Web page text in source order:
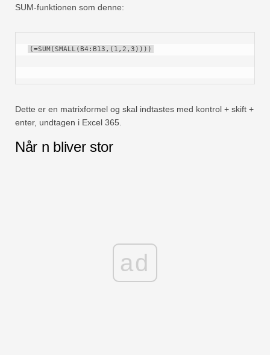
SUM-funktionen som denne:
(=SUM(SMALL(B4:B13,(1,2,3))))
Dette er en matrixformel og skal indtastes med kontrol + skift +
enter, undtagen i Excel 365.
Når n bliver stor
ad